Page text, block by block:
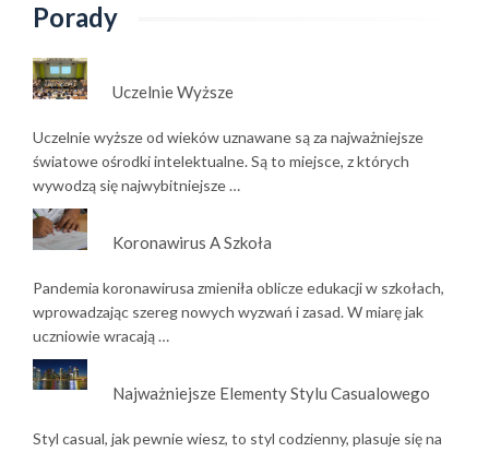
Porady
Uczelnie Wyższe
Uczelnie wyższe od wieków uznawane są za najważniejsze
światowe ośrodki intelektualne. Są to miejsce, z których
wywodzą się najwybitniejsze …
Koronawirus A Szkoła
Pandemia koronawirusa zmieniła oblicze edukacji w szkołach,
wprowadzając szereg nowych wyzwań i zasad. W miarę jak
uczniowie wracają …
Najważniejsze Elementy Stylu Casualowego
Styl casual, jak pewnie wiesz, to styl codzienny, plasuje się na